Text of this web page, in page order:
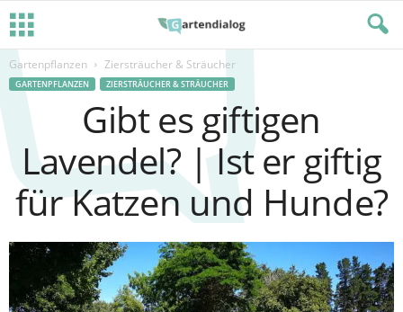
Gartenpflanzen Ziersträucher & Sträucher
GARTENPFLANZEN ZIERSTRÄUCHER & STRÄUCHER
Gibt es giftigen
Lavendel? | Ist er giftig
für Katzen und Hunde?